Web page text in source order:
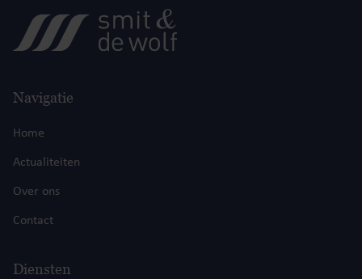
Navigatie
Home
Actualiteiten
Over ons
Contact
Diensten